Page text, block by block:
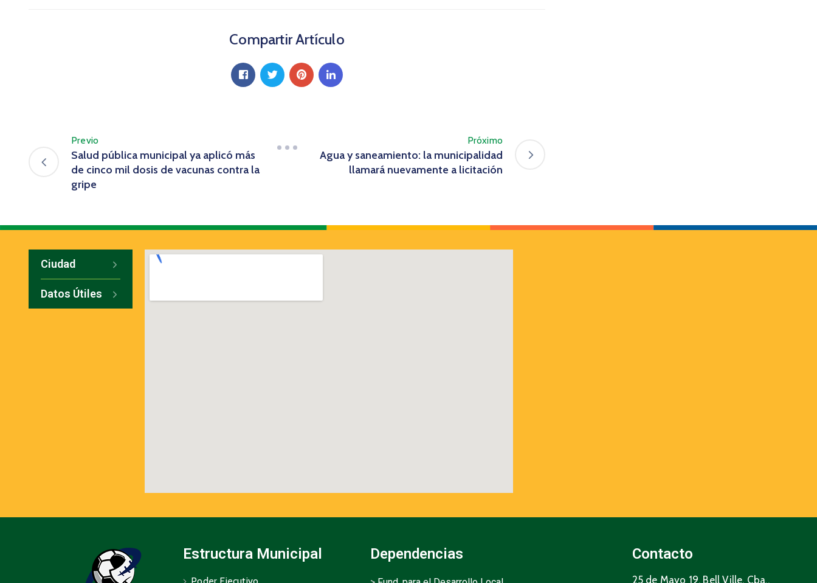
Compartir Artículo
Previo
Salud pública municipal ya aplicó más
de cinco mil dosis de vacunas contra la
gripe
Próximo
Agua y saneamiento: la municipalidad
llamará nuevamente a licitación
Ciudad
Datos Útiles
Estructura Municipal
Poder Ejecutivo
Dependencias Contacto
25 de Mayo 19, Bell Ville, Cba.,